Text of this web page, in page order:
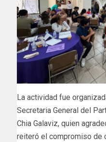
La actividad fue
Secretaria General del
Chia Galaviz, quien
reiteró el compromiso de